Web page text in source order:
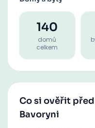
140
domů
celkem
Co si ověřit
Bavoryni